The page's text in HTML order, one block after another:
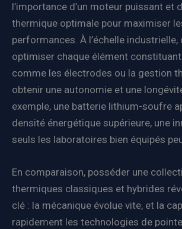
l’importance d’un moteur puissant et
thermique optimale pour maximiser
performances. À l’échelle industrielle,
optimiser chaque élément
comme les électrodes ou la gestion
obtenir une autonomie et une
exemple, une batterie lithium-soufre
densité énergétique supérieure, une
seuls les laboratoires bien équipés
En comparaison, posséder une
thermiques classiques et hybrides
clé : la mécanique évolue vite, et la
rapidement les technologies de